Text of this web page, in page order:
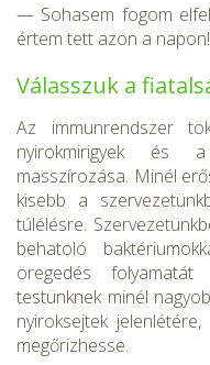
— Sohasem fogom
értem tett azon a
Válasszuk a
Az immunrendszer
nyirokmirigyek és
masszírozása. Minél
kisebb a
túlélésre.
behatoló
öregedés
testünknek minél
nyiroksej­tek
megőrizhesse.